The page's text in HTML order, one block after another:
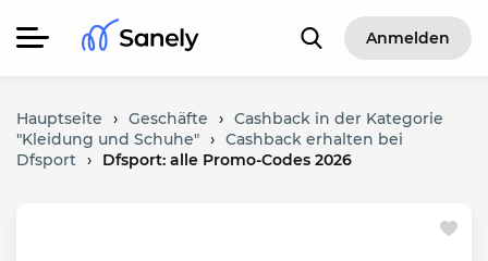
Anmelden
Hauptseite › Geschäfte › Cashback in der Kategorie
"Kleidung und Schuhe" › Cashback erhalten bei
Dfsport › Dfsport: alle Promo-Codes 2026